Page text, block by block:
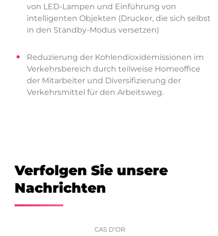
von LED-Lampen und Einführung von
intelligenten Objekten (Drucker, die sich selbst
in den Standby-Modus versetzen)
Reduzierung der Kohlendioxidemissionen im
Verkehrsbereich durch teilweise Homeoffice
der Mitarbeiter und Diversifizierung der
Verkehrsmittel für den Arbeitsweg.
Verfolgen Sie unsere
Nachrichten
CAS D'OR